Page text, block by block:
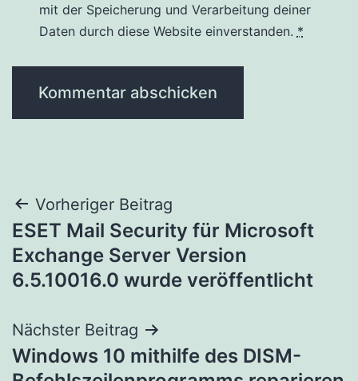
mit der Speicherung und Verarbeitung deiner
Daten durch diese Website einverstanden. *
Beitragsnavigation
Vorheriger Beitrag
ESET Mail Security für Microsoft
Exchange Server Version
6.5.10016.0 wurde veröffentlicht
Nächster Beitrag
Windows 10 mithilfe des DISM-